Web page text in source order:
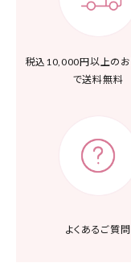
税込10,000円以上の
で送料無料
よくあるご質問